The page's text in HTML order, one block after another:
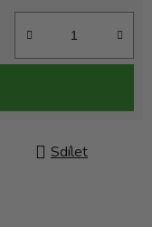
Sdílet